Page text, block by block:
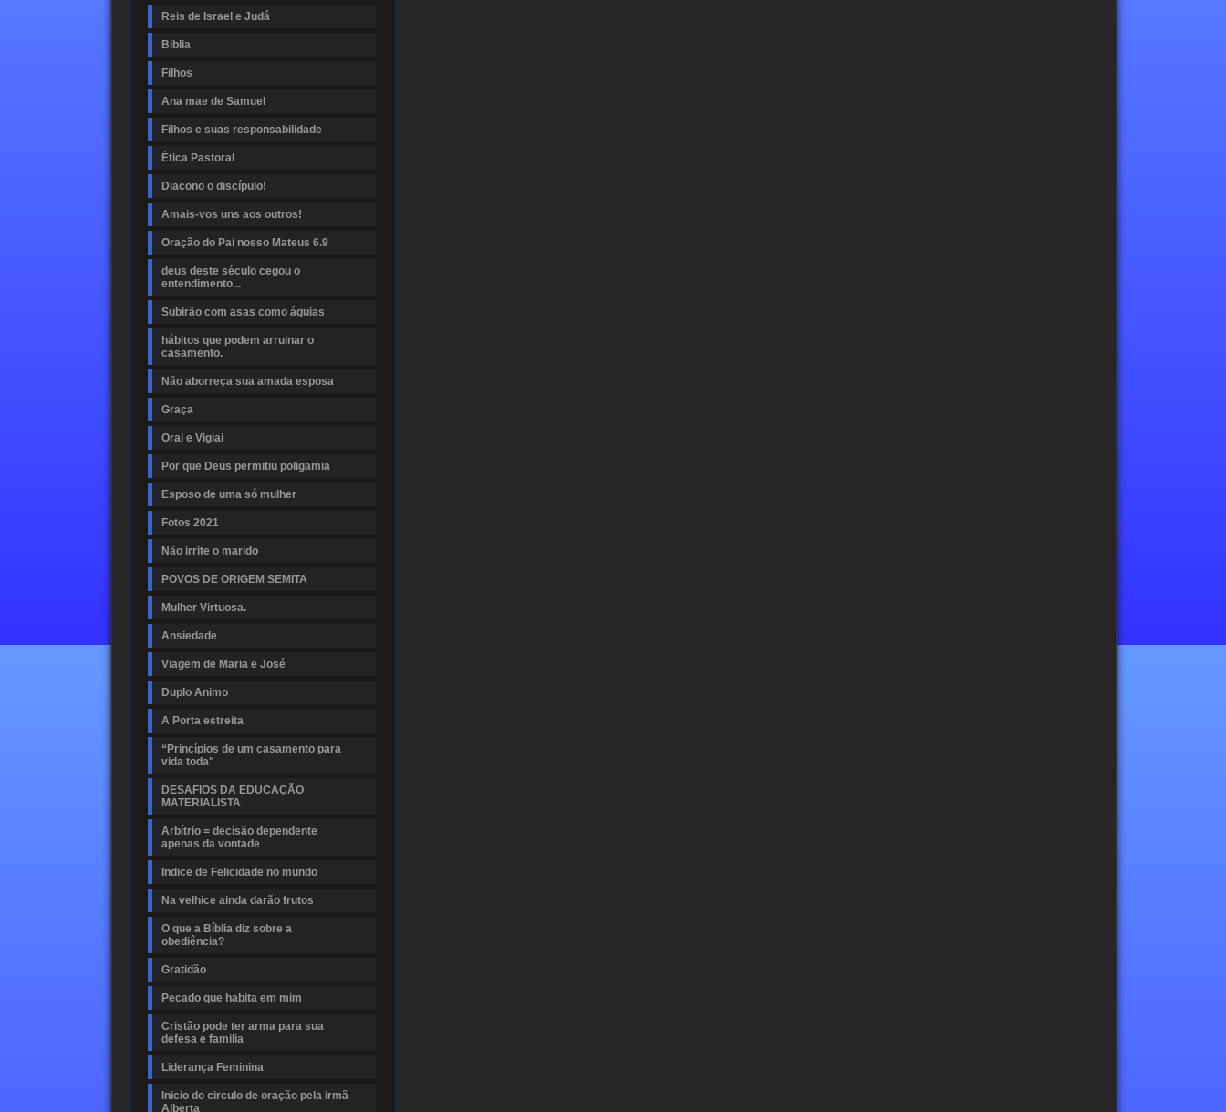
Reis de Israel e Judá
Biblia
Filhos
Ana mae de Samuel
Filhos e suas responsabilidade
Ética Pastoral
Diacono o discípulo!
Amais-vos uns aos outros!
Oração do Pai nosso Mateus 6.9
deus deste século cegou o
entendimento...
Subirão com asas como águias
hábitos que podem arruinar o
casamento.
Não aborreça sua amada esposa
Graça
Orai e Vigiai
Por que Deus permitiu poligamia
Esposo de uma só mulher
Fotos 2021
Não irrite o marido
POVOS DE ORIGEM SEMITA
Mulher Virtuosa.
Ansiedade
Viagem de Maria e José
Duplo Animo
A Porta estreita
“Princípios de um casamento para
vida toda"
DESAFIOS DA EDUCAÇÃO
MATERIALISTA
Arbítrio = decisão dependente
apenas da vontade
Indice de Felicidade no mundo
Na velhice ainda darão frutos
O que a Bíblia diz sobre a
obediência?
Gratidão
Pecado que habita em mim
Cristão pode ter arma para sua
defesa e familia
Liderança Feminina
Inicio do circulo de oração pela irmã
Alberta